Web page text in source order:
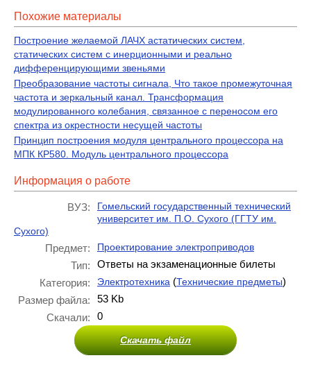
Похожие материалы
Построение желаемой ЛАЧХ астатических систем,
статических систем с инерционными и реально
дифференцирующими звеньями
Преобразование частоты сигнала, Что такое промежуточная
частота и зеркальный канал. Трансформация
модулированного колебания, связанное с переносом его
спектра из окрестности несущей частоты
Принцип построения модуля центрального процессора на
МПК КР580. Модуль центрального процессора
Информация о работе
ВУЗ:
Гомельский государственный технический
университет им. П.О. Сухого (ГГТУ им.
Сухого)
Предмет: Проектирование электроприводов
Тип:
Ответы на экзаменационные билеты
Категория:
Электротехника (Технические предметы)
Размер файла:
53 Kb
Скачали:
0
Скачать файл